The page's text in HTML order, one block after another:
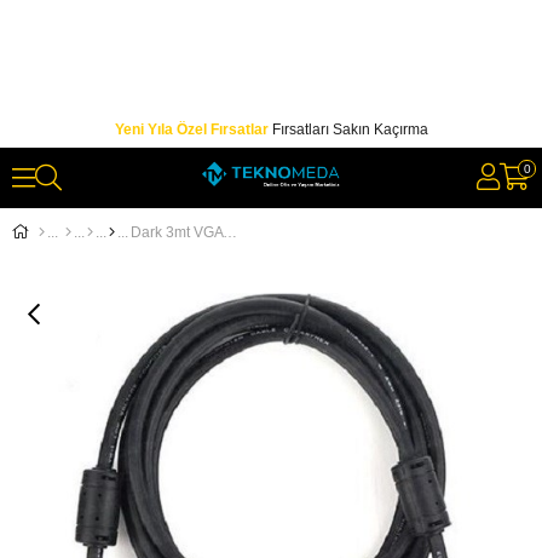
Yeni Yıla Özel FırsatlarFırsatları Sakın Kaçırma
0
Dark 3mt VGA Kablosu (Erkek-Erkek) DK CB VGAL300